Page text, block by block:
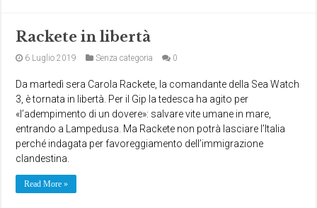
Rackete in libertà
6 Luglio 2019 Senza categoria 0
Da martedì sera Carola Rackete, la comandante della Sea Watch
3, è tornata in libertà. Per il Gip la tedesca ha agito per
«l’adempimento di un dovere»: salvare vite umane in mare,
entrando a Lampedusa. Ma Rackete non potrà lasciare l’Italia
perché indagata per favoreggiamento dell’immigrazione
clandestina.
Read More »